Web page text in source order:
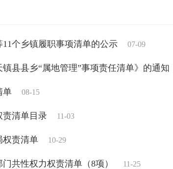
关于印发天镇县地下管网建设更新改造实
府《关于调整乡镇综合行政执法事项清单一
11个乡镇履职事项清单的公示 07-09
县县乡“属地管理”事项责任清单》的通知
单 08-15
责清单目录 11-03
权责清单 10-29
共性权力权责清单（8项） 11-25